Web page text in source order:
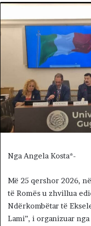
Nga Angela Kosta*-
Më 25 qershor 2026,
të Romës u zhvillua
Ndërkombëtar të
Lami”, i organizuar